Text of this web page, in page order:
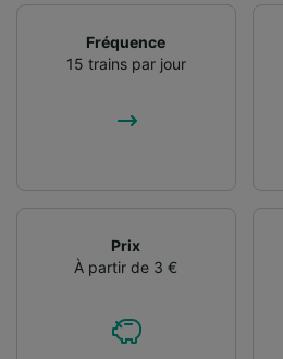
Fréquence
15 trains par jour
Prix
À partir de 3 €